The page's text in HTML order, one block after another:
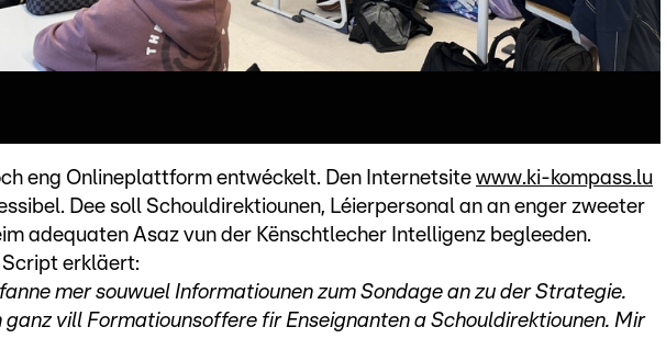
eng Onlineplattform entwéckelt. Den Internetsite www.ki-kompass.lu
Dee soll Schouldirektiounen, Léierpersonal an an enger zweeter
adequaten Asaz vun der Kënschtlecher Intelligenz begleeden.
erkläert:
mer souwuel Informatiounen zum Sondage an zu der Strategie.
ganz vill Formatiounsoffere fir Enseignanten a Schouldirektiounen. Mir